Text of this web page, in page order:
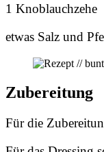
1 Knoblauchzehe
etwas Salz und
Zubereitung
Für die